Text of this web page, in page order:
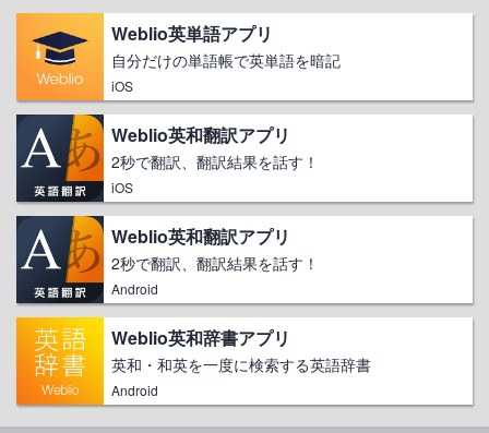
Weblio英単語アプリ
自分だけの単語帳で英単語を暗記
iOS
Weblio英和翻訳アプリ
2秒で翻訳、翻訳結果を話す！
iOS
Weblio英和翻訳アプリ
2秒で翻訳、翻訳結果を話す！
Android
Weblio英和辞書アプリ
英和・和英を一度に検索する英語辞書
Android